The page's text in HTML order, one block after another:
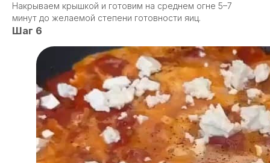
Накрываем крышкой и готовим на среднем огне 5–7
минут до желаемой степени готовности яиц.
Шаг 6